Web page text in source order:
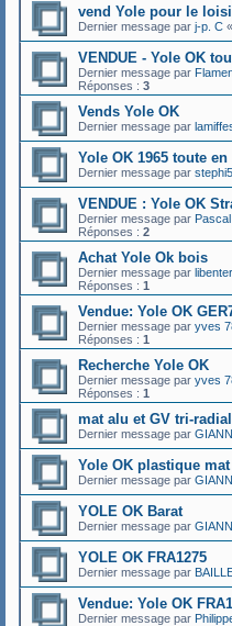
vend Yole pour le
Dernier message par j-p. C «
VENDUE - Yole OK
Dernier message par
Réponses : 3
Vends Yole OK
Dernier message par
Yole OK 1965 toute
Dernier message par
VENDUE : Yole OK
Dernier message par
Réponses : 2
Achat Yole Ok bois
Dernier message par libenter
Réponses : 1
Vendue: Yole OK
Dernier message par yves
Réponses : 1
Recherche Yole OK
Dernier message par yves
Réponses : 1
mat alu et GV tri-
Dernier message par
Yole OK plastique
Dernier message par
YOLE OK Barat
Dernier message par
YOLE OK FRA1275
Dernier message par
Vendue: Yole OK
Dernier message par